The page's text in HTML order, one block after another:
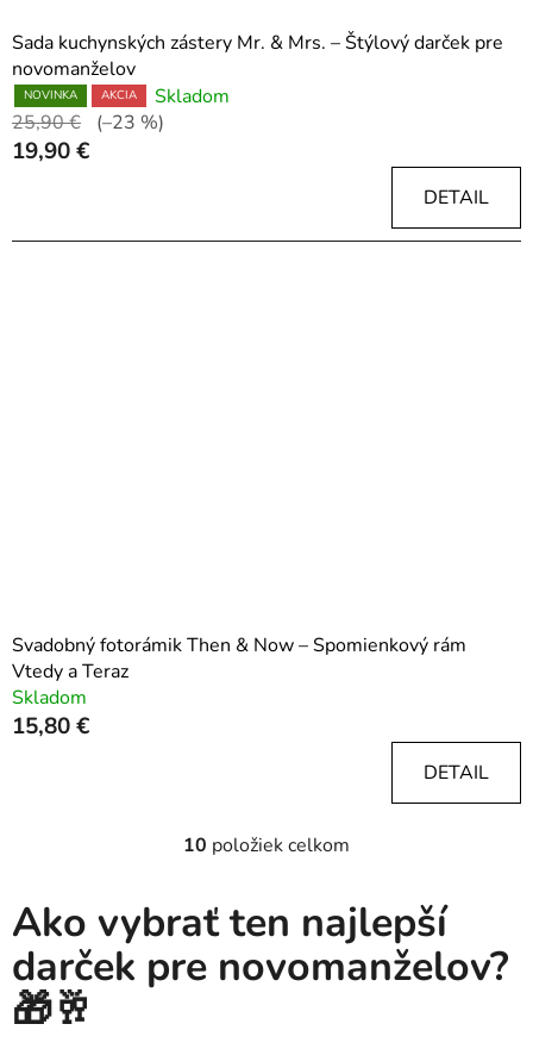
Sada kuchynských zástery Mr. & Mrs. – Štýlový darček pre
novomanželov
NOVINKA AKCIA
Skladom
25,90 €
(–23 %)
19,90 €
DETAIL
Svadobný fotorámik Then & Now – Spomienkový rám
Vtedy a Teraz
Skladom
15,80 €
DETAIL
O
l
á
d
a
10 položiek celkom
Ako vybrať ten najlepší
darček pre novomanželov?
🎁🥂